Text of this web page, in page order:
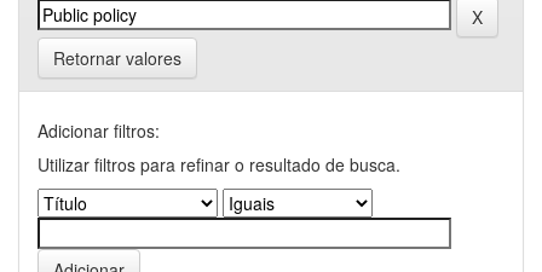
Retornar valores
Adicionar filtros:
Utilizar filtros para refinar o resultado de busca.